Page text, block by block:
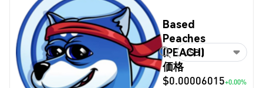
Based
Peaches
(PEACH)
価格
$0.00006015+0.00%
USD